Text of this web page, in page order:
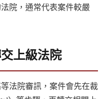
院，通常代表案件較嚴
上級法院
法院審訊，案件會先在裁